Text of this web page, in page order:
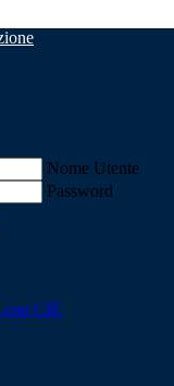
Nome Utente
Password
con CIE